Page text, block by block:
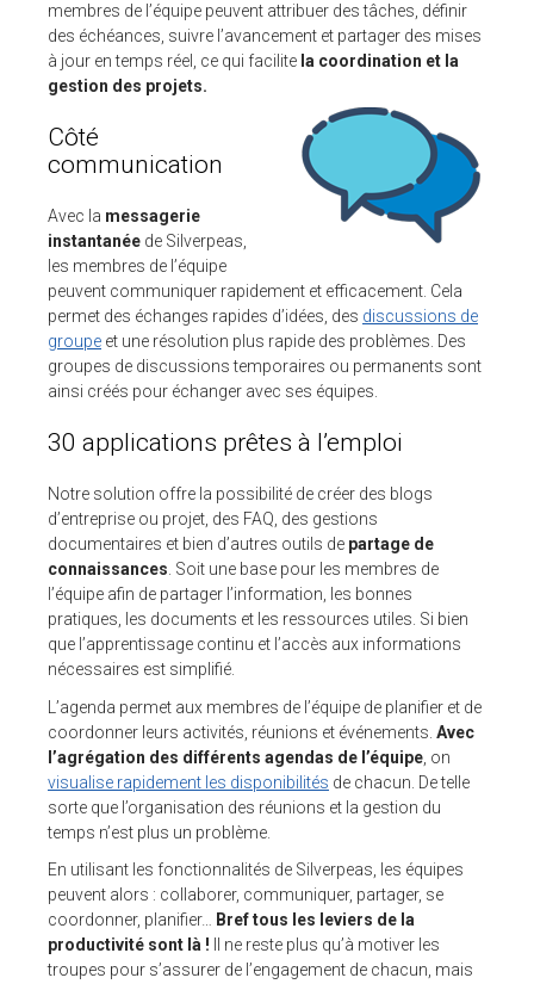
membres de l’équipe peuvent attribuer des tâches, définir
des échéances, suivre l’avancement et partager des mises
à jour en temps réel, ce qui facilite la coordination et la
gestion des projets.
Côté
communication
Avec la messagerie
instantanée de Silverpeas,
les membres de l’équipe
peuvent communiquer rapidement et efficacement. Cela
permet des échanges rapides d’idées, des discussions de
groupe et une résolution plus rapide des problèmes. Des
groupes de discussions temporaires ou permanents sont
ainsi créés pour échanger avec ses équipes.
30 applications prêtes à l’emploi
Notre solution offre la possibilité de créer des blogs
d’entreprise ou projet, des FAQ, des gestions
documentaires et bien d’autres outils de partage de
connaissances . Soit une base pour les membres de
l’équipe afin de partager l’information, les bonnes
pratiques, les documents et les ressources utiles. Si bien
que l’apprentissage continu et l’accès aux informations
nécessaires est simplifié.
L’agenda permet aux membres de l’équipe de planifier et de
coordonner leurs activités, réunions et événements. Avec
l’agrégation des différents agendas de l’équipe , on
visualise rapidement les disponibilités de chacun. De telle
sorte que l’organisation des réunions et la gestion du
temps n’est plus un problème.
En utilisant les fonctionnalités de Silverpeas, les équipes
peuvent alors : collaborer, communiquer, partager, se
coordonner, planifier…
Bref tous les leviers de la
productivité sont là ! Il ne reste plus qu’à motiver les
troupes pour s’assurer de l’engagement de chacun, mais